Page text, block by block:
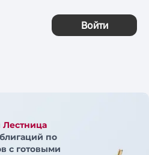
Войти
Лестница
по
с готовыми